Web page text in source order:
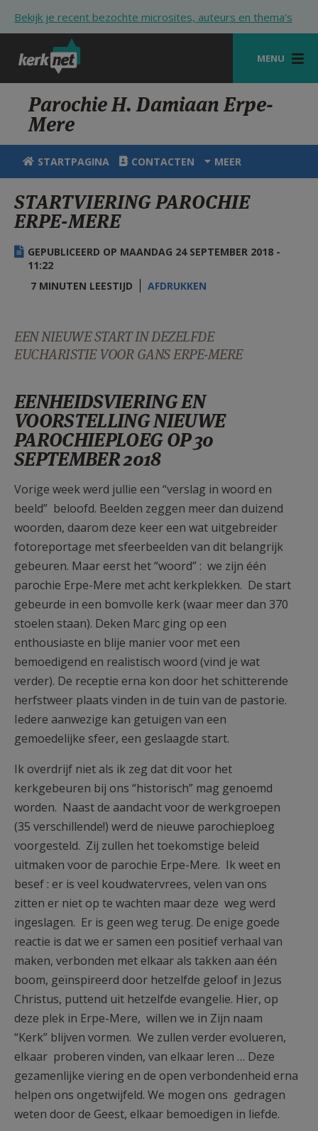
Bekijk je recent bezochte microsites, auteurs en thema's
MENU
STARTPAGINA
KERK
VIERINGEN
ZOEKEN
HULP
STARTPAGINA PORTAAL
AANMELDEN OF REGISTREREN
Parochie H. Damiaan Erpe-
Mere
STARTPAGINA CONTACTEN MEER
STARTVIERING PAROCHIE
ERPE-MERE
GEPUBLICEERD OP MAANDAG 24 SEPTEMBER 2018 -
11:22
7 MINUTEN LEESTIJD
AFDRUKKEN
EEN NIEUWE START IN DEZELFDE
EUCHARISTIE VOOR GANS ERPE-MERE
EENHEIDSVIERING EN
VOORSTELLING NIEUWE
PAROCHIEPLOEG OP 30
SEPTEMBER 2018
Vorige week werd jullie een “verslag in woord en
beeld” beloofd. Beelden zeggen meer dan duizend
woorden, daarom deze keer een wat uitgebreider
fotoreportage met sfeerbeelden van dit belangrijk
gebeuren. Maar eerst het “woord” : we zijn één
parochie Erpe-Mere met acht kerkplekken. De start
gebeurde in een bomvolle kerk (waar meer dan 370
stoelen staan). Deken Marc ging op een
enthousiaste en blije manier voor met een
bemoedigend en realistisch woord (vind je wat
verder). De receptie erna kon door het schitterende
herfstweer plaats vinden in de tuin van de pastorie.
Iedere aanwezige kan getuigen van een
gemoedelijke sfeer, een geslaagde start.
Ik overdrijf niet als ik zeg dat dit voor het
kerkgebeuren bij ons “historisch” mag genoemd
worden. Naast de aandacht voor de werkgroepen
(35 verschillende!) werd de nieuwe parochieploeg
voorgesteld. Zij zullen het toekomstige beleid
uitmaken voor de parochie Erpe-Mere. Ik weet en
besef : er is veel koudwatervrees, velen van ons
zitten er niet op te wachten maar deze weg werd
ingeslagen. Er is geen weg terug. De enige goede
reactie is dat we er samen een positief verhaal van
maken, verbonden met elkaar als takken aan één
boom, geïnspireerd door hetzelfde geloof in Jezus
Christus, puttend uit hetzelfde evangelie. Hier, op
deze plek in Erpe-Mere, willen we in Zijn naam
“Kerk” blijven vormen. We zullen verder evolueren,
elkaar proberen vinden, van elkaar leren … Deze
gezamenlijke viering en de open verbondenheid erna
helpen ons ongetwijfeld. We mogen ons gedragen
weten door de Geest, elkaar bemoedigen in liefde.